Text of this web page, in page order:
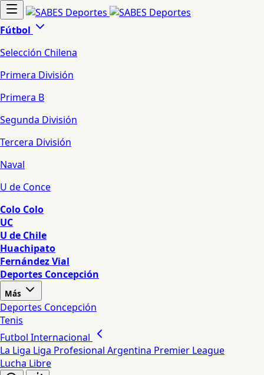
Fútbol
Selección Chilena
Primera División
Primera B
Segunda División
Tercera División
Naval
U de Conce
Colo Colo
UC
U de Chile
Huachipato
Fernández Vial
Deportes Concepción
Más
Deportes Concepción
Tenis
Futbol Internacional
La Liga Liga Profesional Argentina Premier League
Lucha Libre